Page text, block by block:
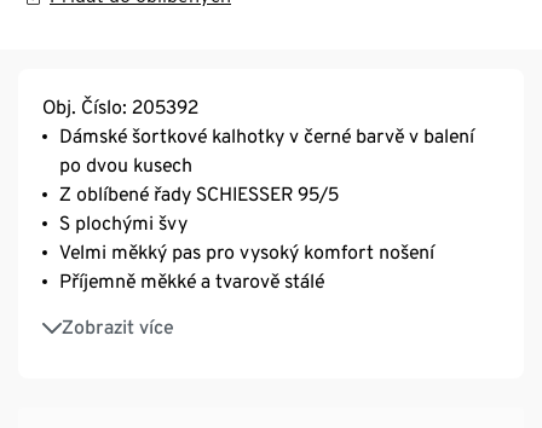
Obj. Číslo: 205392
Dámské šortkové kalhotky v černé barvě v balení
po dvou kusech
Z oblíbené řady SCHIESSER 95/5
S plochými švy
Velmi měkký pas pro vysoký komfort nošení
Příjemně měkké a tvarově stálé
Zobrazit více
Z příjemného elastického materiálu single jersey